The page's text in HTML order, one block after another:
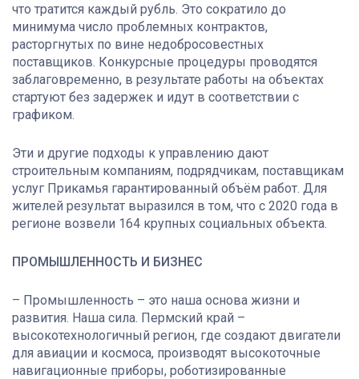
что тратится каждый рубль. Это сократило до
минимума число проблемных контрактов,
расторгнутых по вине недобросовестных
поставщиков. Конкурсные процедуры проводятся
заблаговременно, в результате работы на объектах
стартуют без задержек и идут в соответствии с
графиком.
Эти и другие подходы к управлению дают
строительным компаниям, подрядчикам, поставщикам
услуг Прикамья гарантированный объём работ. Для
жителей результат выразился в том, что с 2020 года в
регионе возвели 164 крупных социальных объекта.
ПРОМЫШЛЕННОСТЬ И БИЗНЕС
– Промышленность – это наша основа жизни и
развития. Наша сила. Пермский край –
высокотехнологичный регион, где создают двигатели
для авиации и космоса, производят высокоточные
навигационные приборы, роботизированные